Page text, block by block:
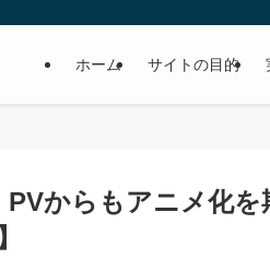
ホーム サイトの目的
からもアニメ化を